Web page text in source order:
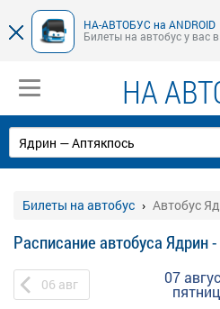
НА-АВТОБУС на ANDROID
Билеты на автобус у вас
НА
Билеты на автобус Автобус
Расписание автобуса Ядрин
06 авг 07